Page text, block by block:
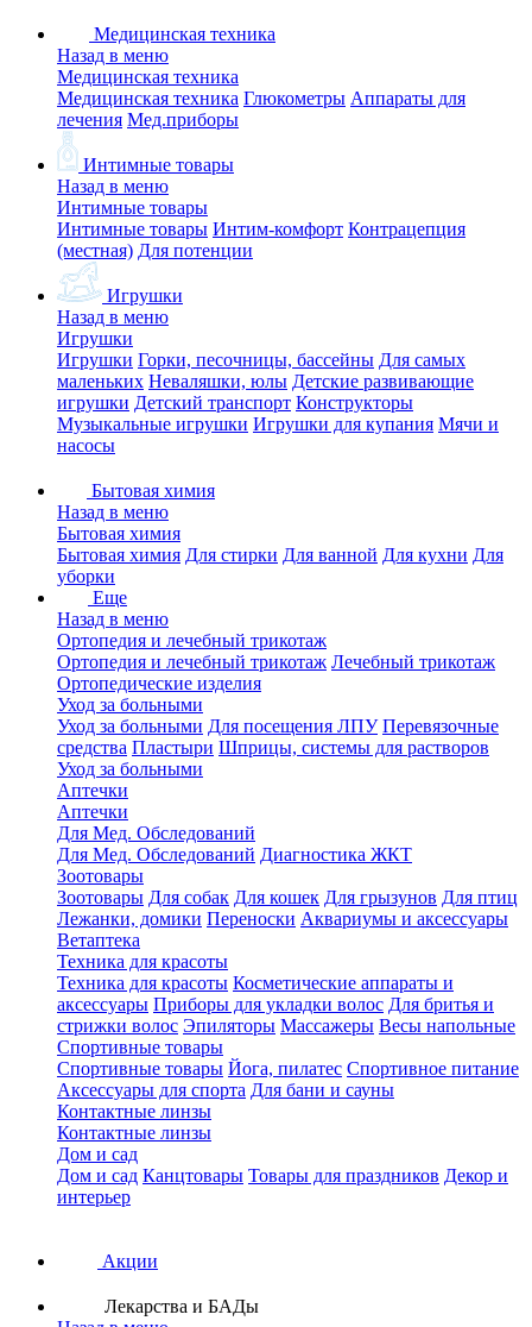
Медицинская техника
Назад в меню
Медицинская техника
Медицинская техника Глюкометры Аппараты для
лечения Мед.приборы
Интимные товары
Назад в меню
Интимные товары
Интимные товары Интим-комфорт Контрацепция
(местная) Для потенции
Игрушки
Назад в меню
Игрушки
Игрушки Горки, песочницы, бассейны Для самых
маленьких Неваляшки, юлы Детские развивающие
игрушки Детский транспорт Конструкторы
Музыкальные игрушки Игрушки для купания Мячи и
насосы
Бытовая химия
Назад в меню
Бытовая химия
Бытовая химия Для стирки Для ванной Для кухни Для
уборки
Еще
Назад в меню
Ортопедия и лечебный трикотаж
Ортопедия и лечебный трикотаж Лечебный трикотаж
Ортопедические изделия
Уход за больными
Уход за больными Для посещения ЛПУ Перевязочные
средства Пластыри Шприцы, системы для растворов
Уход за больными
Аптечки
Аптечки
Для Мед. Обследований
Для Мед. Обследований Диагностика ЖКТ
Зоотовары
Зоотовары Для собак Для кошек Для грызунов Для птиц
Лежанки, домики Переноски Аквариумы и аксессуары
Ветаптека
Техника для красоты
Техника для красоты Косметические аппараты и
аксессуары Приборы для укладки волос Для бритья и
стрижки волос Эпиляторы Массажеры Весы напольные
Спортивные товары
Спортивные товары Йога, пилатес Спортивное питание
Аксессуары для спорта Для бани и сауны
Контактные линзы
Контактные линзы
Дом и сад
Дом и сад Канцтовары Товары для праздников Декор и
интерьер
Акции
Лекарства и БАДы